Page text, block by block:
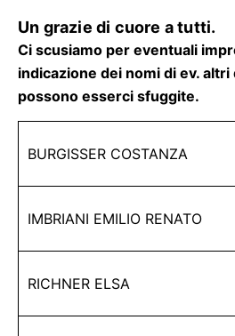
Un grazie di cuore a tutti.
Ci scusiamo per eventuali
indicazione dei nomi di ev.
possono esserci sfuggite.
BURGISSER COSTANZA
IMBRIANI EMILIO RENATO
RICHNER ELSA